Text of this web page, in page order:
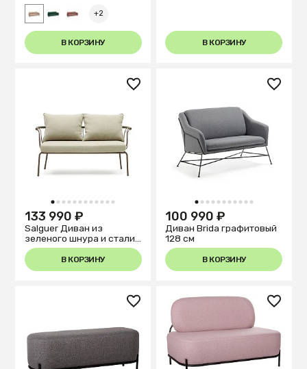
+2
В КОРЗИНУ В КОРЗИНУ
1 2 3 4 5 6 7 8 9 101112
133 990 ₽
Salguer Диван из
зеленого шнура и стали
с коричневой окраской
134 см
В КОРЗИНУ
1 2 3 4 5 6 7 8 9 1011
100 990 ₽
Диван Brida графитовый
128 см
В КОРЗИНУ